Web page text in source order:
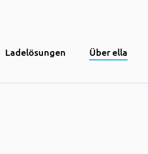
Ladelösungen Über ella